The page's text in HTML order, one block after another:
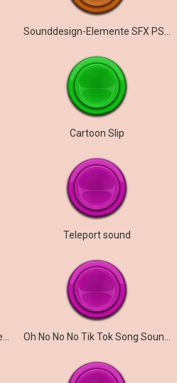
Cartoon Slip
Teleport sound